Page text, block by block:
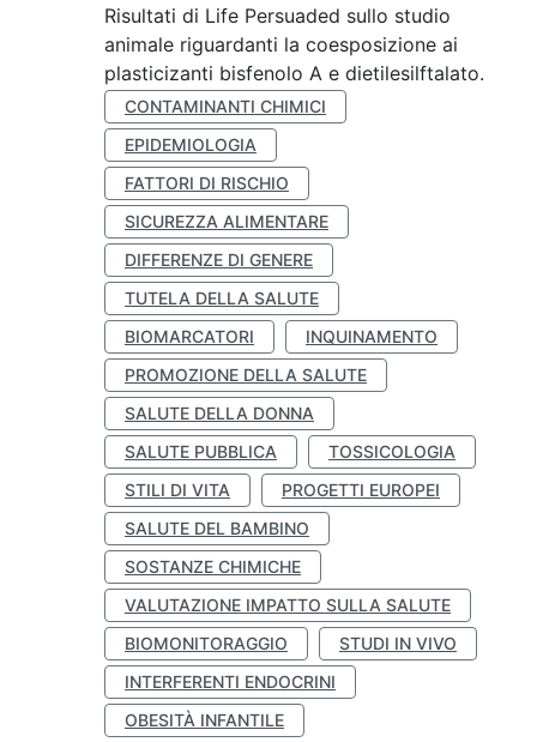
Risultati di Life Persuaded sullo studio
animale riguardanti la coesposizione ai
plasticizanti bisfenolo A e dietilesilftalato.
CONTAMINANTI CHIMICI
EPIDEMIOLOGIA
FATTORI DI RISCHIO
SICUREZZA ALIMENTARE
DIFFERENZE DI GENERE
TUTELA DELLA SALUTE
BIOMARCATORI
INQUINAMENTO
PROMOZIONE DELLA SALUTE
SALUTE DELLA DONNA
SALUTE PUBBLICA
TOSSICOLOGIA
STILI DI VITA
PROGETTI EUROPEI
SALUTE DEL BAMBINO
SOSTANZE CHIMICHE
VALUTAZIONE IMPATTO SULLA SALUTE
BIOMONITORAGGIO
STUDI IN VIVO
INTERFERENTI ENDOCRINI
OBESITÀ INFANTILE